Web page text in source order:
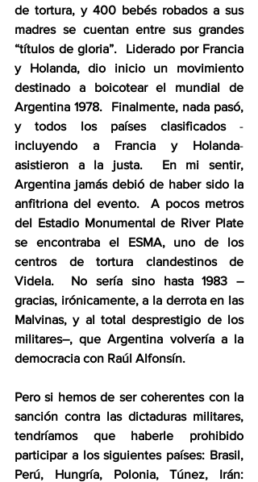
de tortura, y 400 bebés robados a sus
madres se cuentan entre sus grandes
“títulos de gloria”.  Liderado por Francia
y Holanda, dio inicio un movimiento
destinado a boicotear el mundial de
Argentina 1978.  Finalmente, nada pasó,
y todos los países clasificados -
incluyendo a Francia y Holanda-
asistieron a la justa.  En mi sentir,
Argentina jamás debió de haber sido la
anfitriona del evento.  A pocos metros
del Estadio Monumental de River Plate
se encontraba el ESMA, uno de los
centros de tortura clandestinos de
Videla.  No sería sino hasta 1983 –
gracias, irónicamente, a la derrota en las
Malvinas, y al total desprestigio de los
militares–, que Argentina volvería a la
democracia con Raúl Alfonsín.
Pero si hemos de ser coherentes con la
sanción contra las dictaduras militares,
tendríamos que haberle prohibido
participar a los siguientes países: Brasil,
Perú, Hungría, Polonia, Túnez, Irán: